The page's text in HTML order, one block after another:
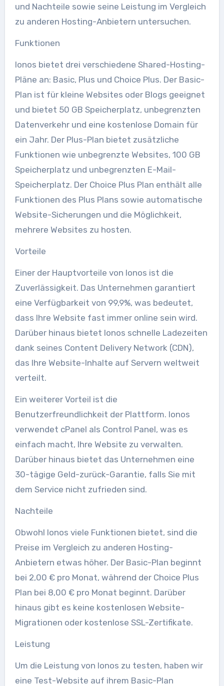
und Nachteile sowie seine Leistung im Vergleich
zu anderen Hosting-Anbietern untersuchen.
Funktionen
Ionos bietet drei verschiedene Shared-Hosting-
Pläne an: Basic, Plus und Choice Plus. Der Basic-
Plan ist für kleine Websites oder Blogs geeignet
und bietet 50 GB Speicherplatz, unbegrenzten
Datenverkehr und eine kostenlose Domain für
ein Jahr. Der Plus-Plan bietet zusätzliche
Funktionen wie unbegrenzte Websites, 100 GB
Speicherplatz und unbegrenzten E-Mail-
Speicherplatz. Der Choice Plus Plan enthält alle
Funktionen des Plus Plans sowie automatische
Website-Sicherungen und die Möglichkeit,
mehrere Websites zu hosten.
Vorteile
Einer der Hauptvorteile von Ionos ist die
Zuverlässigkeit. Das Unternehmen garantiert
eine Verfügbarkeit von 99,9%, was bedeutet,
dass Ihre Website fast immer online sein wird.
Darüber hinaus bietet Ionos schnelle Ladezeiten
dank seines Content Delivery Network (CDN),
das Ihre Website-Inhalte auf Servern weltweit
verteilt.
Ein weiterer Vorteil ist die
Benutzerfreundlichkeit der Plattform. Ionos
verwendet cPanel als Control Panel, was es
einfach macht, Ihre Website zu verwalten.
Darüber hinaus bietet das Unternehmen eine
30-tägige Geld-zurück-Garantie, falls Sie mit
dem Service nicht zufrieden sind.
Nachteile
Obwohl Ionos viele Funktionen bietet, sind die
Preise im Vergleich zu anderen Hosting-
Anbietern etwas höher. Der Basic-Plan beginnt
bei 2,00 € pro Monat, während der Choice Plus
Plan bei 8,00 € pro Monat beginnt. Darüber
hinaus gibt es keine kostenlosen Website-
Migrationen oder kostenlose SSL-Zertifikate.
Leistung
Um die Leistung von Ionos zu testen, haben wir
eine Test-Website auf ihrem Basic-Plan